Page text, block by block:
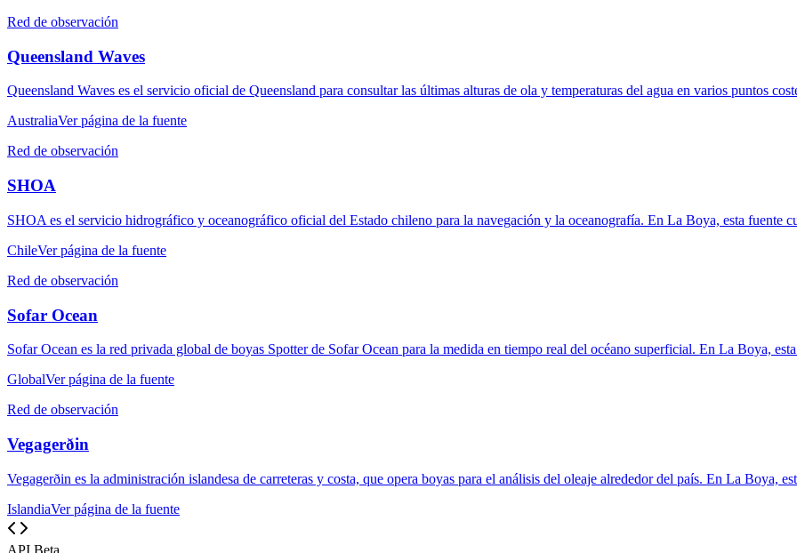
Red de observación
Queensland Waves
Queensland Waves es el servicio oficial de Queensland para consultar las últimas alturas de ola y temperaturas del agua en varios puntos
AustraliaVer página de la fuente
Red de observación
SHOA
SHOA es el servicio hidrográfico y oceanográfico oficial del Estado chileno para la navegación y la oceanografía. En La Boya, esta fuente
ChileVer página de la fuente
Red de observación
Sofar Ocean
Sofar Ocean es la red privada global de boyas Spotter de Sofar Ocean para la medida en tiempo real del océano superficial. En La Boya,
GlobalVer página de la fuente
Red de observación
Vegagerðin
Vegagerðin es la administración islandesa de carreteras y costa, que opera boyas para el análisis del oleaje alrededor del país. En La Boya,
IslandiaVer página de la fuente
API Beta